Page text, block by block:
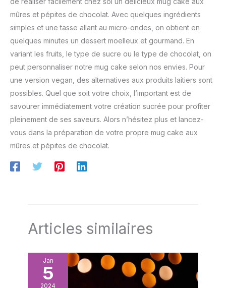
mûres et pépites de chocolat. Avec quelques ingrédients
simples et une tasse allant au micro-ondes, on obtient en
quelques minutes un dessert moelleux et gourmand. En
variant les fruits, le type de sucre ou le type de chocolat, on
peut personnaliser notre mug cake selon nos envies. Pour
une version vegan, des alternatives aux produits laitiers sont
possibles. Quel que soit votre choix, l’important est de
savourer immédiatement votre création sucrée pour profiter
pleinement de ses saveurs. Alors n’hésitez plus et lancez-
vous dans la préparation de votre propre mug cake aux
mûres et pépites de chocolat.
Articles similaires
Jan
5
2024